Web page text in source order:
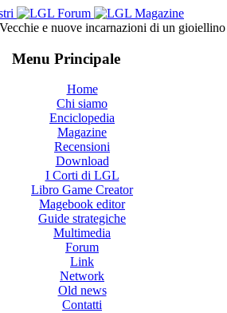
Vecchie e nuove incarnazioni di un gioiellino
Menu Principale
Home
Chi siamo
Enciclopedia
Magazine
Recensioni
Download
I Corti di LGL
Libro Game Creator
Magebook editor
Guide strategiche
Multimedia
Forum
Link
Network
Old news
Contatti